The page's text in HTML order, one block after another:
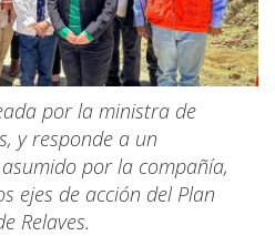
por la ministra de
y responde a un
por la compañía,
ejes de acción del Plan
Relaves.